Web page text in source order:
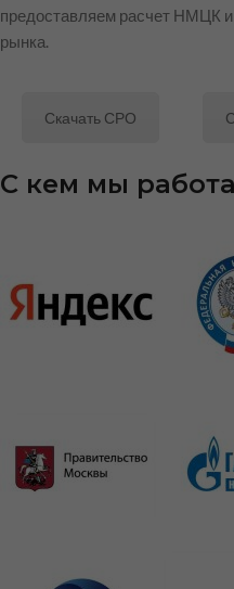
предоставляем расчет НМЦК
рынка.
Скачать СРО
С кем мы